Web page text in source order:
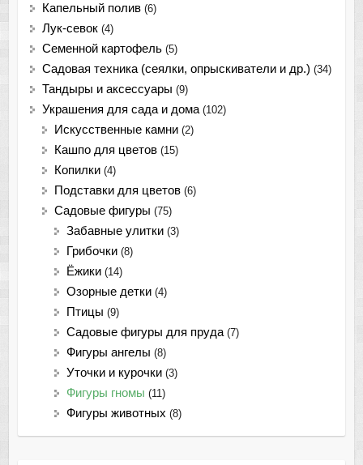
Капельный полив (6)
Лук-севок (4)
Семенной картофель (5)
Садовая техника (сеялки, опрыскиватели и др.) (34)
Тандыры и аксессуары (9)
Украшения для сада и дома (102)
Искусственные камни (2)
Кашпо для цветов (15)
Копилки (4)
Подставки для цветов (6)
Садовые фигуры (75)
Забавные улитки (3)
Грибочки (8)
Ёжики (14)
Озорные детки (4)
Птицы (9)
Садовые фигуры для пруда (7)
Фигуры ангелы (8)
Уточки и курочки (3)
Фигуры гномы (11)
Фигуры животных (8)